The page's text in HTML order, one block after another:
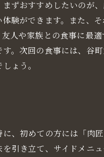
ずおすすめしたいのが
験ができます。また、
人や家族との食事に最
。次回の食事には、谷
ょう。
、初めての方には「肉
引き立て、サイドメニ